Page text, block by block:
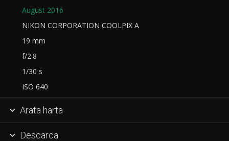
August 2016
NIKON CORPORATION COOLPIX A
19 mm
f/2.8
1/30 s
ISO 640
 Arata harta
 Descarca